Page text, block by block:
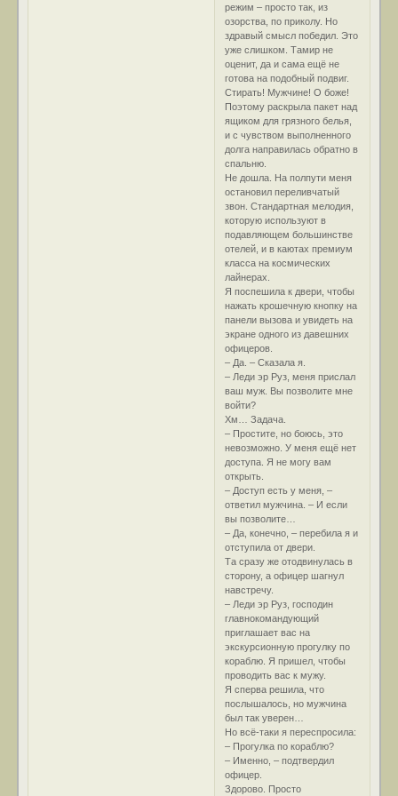
режим – просто так, из
озорства, по приколу. Но
здравый смысл победил. Это
уже слишком. Тамир не
оценит, да и сама ещё не
готова на подобный подвиг.
Стирать! Мужчине! О боже!
Поэтому раскрыла пакет над
ящиком для грязного белья,
и с чувством выполненного
долга направилась обратно в
спальню.
Не дошла. На полпути меня
остановил переливчатый
звон. Стандартная мелодия,
которую используют в
подавляющем большинстве
отелей, и в каютах премиум
класса на космических
лайнерах.
Я поспешила к двери, чтобы
нажать крошечную кнопку на
панели вызова и увидеть на
экране одного из давешних
офицеров.
– Да. – Сказала я.
– Леди эр Руз, меня прислал
ваш муж. Вы позволите мне
войти?
Хм… Задача.
– Простите, но боюсь, это
невозможно. У меня ещё нет
доступа. Я не могу вам
открыть.
– Доступ есть у меня, –
ответил мужчина. – И если
вы позволите…
– Да, конечно, – перебила я и
отступила от двери.
Та сразу же отодвинулась в
сторону, а офицер шагнул
навстречу.
– Леди эр Руз, господин
главнокомандующий
приглашает вас на
экскурсионную прогулку по
кораблю. Я пришел, чтобы
проводить вас к мужу.
Я сперва решила, что
послышалось, но мужчина
был так уверен…
Но всё-таки я переспросила:
– Прогулка по кораблю?
– Именно, – подтвердил
офицер.
Здорово. Просто